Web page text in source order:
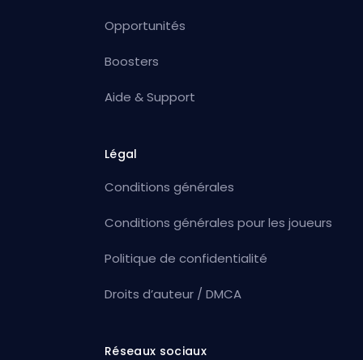
Opportunités
Boosters
Aide & Support
Légal
Conditions générales
Conditions générales pour les joueurs
Politique de confidentialité
Droits d’auteur / DMCA
Réseaux sociaux